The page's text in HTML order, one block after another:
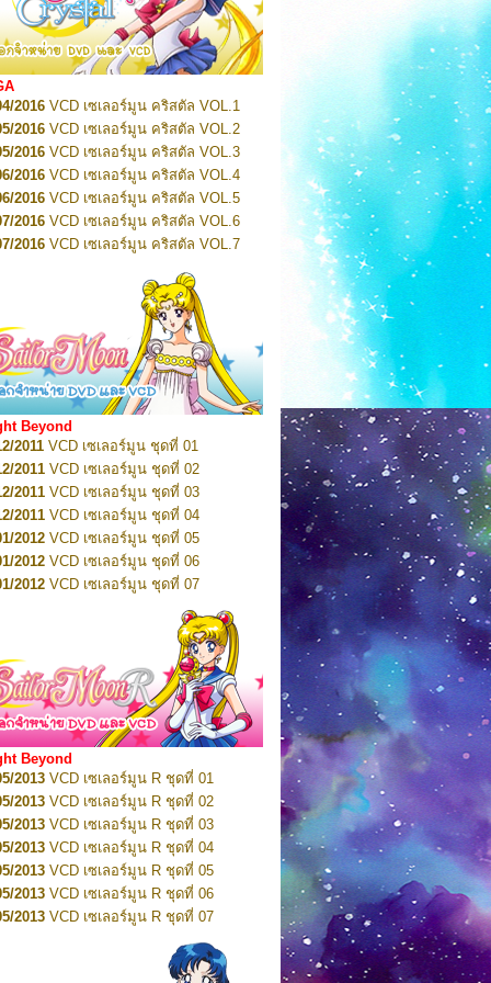
Pretty Guardian Sailor Moon Eternal
1
Pretty Guardian Sailor Moon Eternal
2
Pretty Guardian Sailor Moon Eternal
3
Pretty Guardian Sailor Moon Eternal
4
Pretty Guardian Sailor Moon Eternal
5
Pretty Guardian Sailor Moon Eternal
6
Pretty Guardian Sailor Moon Eternal
7
Pretty Guardian Sailor Moon Eternal
Pretty Guardian Sailor Moon Eternal
Pretty Guardian Sailor Moon Eternal
10
2026Code Name: Sailor V 1
2026Code Name: Sailor V 2
2016 VCD เซเลอร์มูน คริสตัล VOL.1
2016 VCD เซเลอร์มูน คริสตัล VOL.2
2016 VCD เซเลอร์มูน คริสตัล VOL.3
2016 VCD เซเลอร์มูน คริสตัล VOL.4
2016 VCD เซเลอร์มูน คริสตัล VOL.5
2016 VCD เซเลอร์มูน คริสตัล VOL.6
2016 VCD เซเลอร์มูน คริสตัล VOL.7
VCD เซเลอร์มูน คริสตัล VOL.9
VCD เซเลอร์มูน คริสตัล VOL.10
2016
VCD เซเลอร์มูน คริสตัล VOL.11
2016VCD เซเลอร์มูน คริสตัล VOL.12
2016VCD เซเลอร์มูน คริสตัล VOL.13
2016 DVD เซเลอร์มูน คริสตัล VOL.1
2016DVD เซเลอร์มูน คริสตัล VOL.2
2016 DVD เซเลอร์มูน คริสตัล VOL.3
2016 DVD เซเลอร์มูน คริสตัล VOL.4
2016 DVD เซเลอร์มูน คริสตัล VOL.5
2016 DVD เซเลอร์มูน คริสตัล VOL.6
2016DVD เซเลอร์มูน คริสตัล VOL.7
2016DVD เซเลอร์มูน คริสตัล VOL.8
2017 DVD เซเลอร์มูน คริสตัล Box-Set
Beyond
2011 VCD เซเลอร์มูน ชุดที่ 01
2011 VCD เซเลอร์มูน ชุดที่ 02
2011 VCD เซเลอร์มูน ชุดที่ 03
2011 VCD เซเลอร์มูน ชุดที่ 04
2012 VCD เซเลอร์มูน ชุดที่ 05
2012 VCD เซเลอร์มูน ชุดที่ 06
2012 VCD เซเลอร์มูน ชุดที่ 07
VCD เซเลอร์มูน ชุดที่ 08
VCD เซเลอร์มูน ชุดที่ 09
VCD เซเลอร์มูน ชุดที่ 10
2012VCD เซเลอร์มูน ชุดที่ 11
2012VCD เซเลอร์มูน ชุดที่ 12
2012VCD เซเลอร์มูน ชุดที่ 13
2012VCD เซเลอร์มูน ชุดที่ 14
2012 VCD เซเลอร์มูน ชุดที่ 15
VCD เซเลอร์มูน ชุดที่ 16
VCD เซเลอร์มูน ชุดที่ 17
VCD เซเลอร์มูน ชุดที่ 18
VCD เซเลอร์มูน ชุดที่ 19
VCD เซเลอร์มูน ชุดที่ 20
VCD เซเลอร์มูน ชุดที่ 21
VCD เซเลอร์มูน ชุดที่ 22
VCD เซเลอร์มูน ชุดที่ 23
DVD เซเลอร์มูน ชุดที่ 01
Beyond
2013 VCD เซเลอร์มูน R ชุดที่ 01
2013 VCD เซเลอร์มูน R ชุดที่ 02
2013 VCD เซเลอร์มูน R ชุดที่ 03
2013 VCD เซเลอร์มูน R ชุดที่ 04
2013 VCD เซเลอร์มูน R ชุดที่ 05
2013 VCD เซเลอร์มูน R ชุดที่ 06
2013 VCD เซเลอร์มูน R ชุดที่ 07
VCD เซเลอร์มูน R ชุดที่ 08
VCD เซเลอร์มูน R ชุดที่ 09